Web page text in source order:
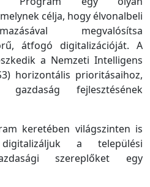
célja, hogy élvonalbeli
megvalósítsa
átfogó digitalizációját. A
a Nemzeti Intelligens
horizontális prioritásaihoz,
fejlesztésének
keretében világszinten is
a települési
szereplőket egy